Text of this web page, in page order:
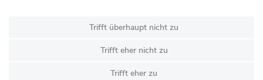
Trifft überhaupt nicht zu
Trifft eher nicht zu
Trifft eher zu